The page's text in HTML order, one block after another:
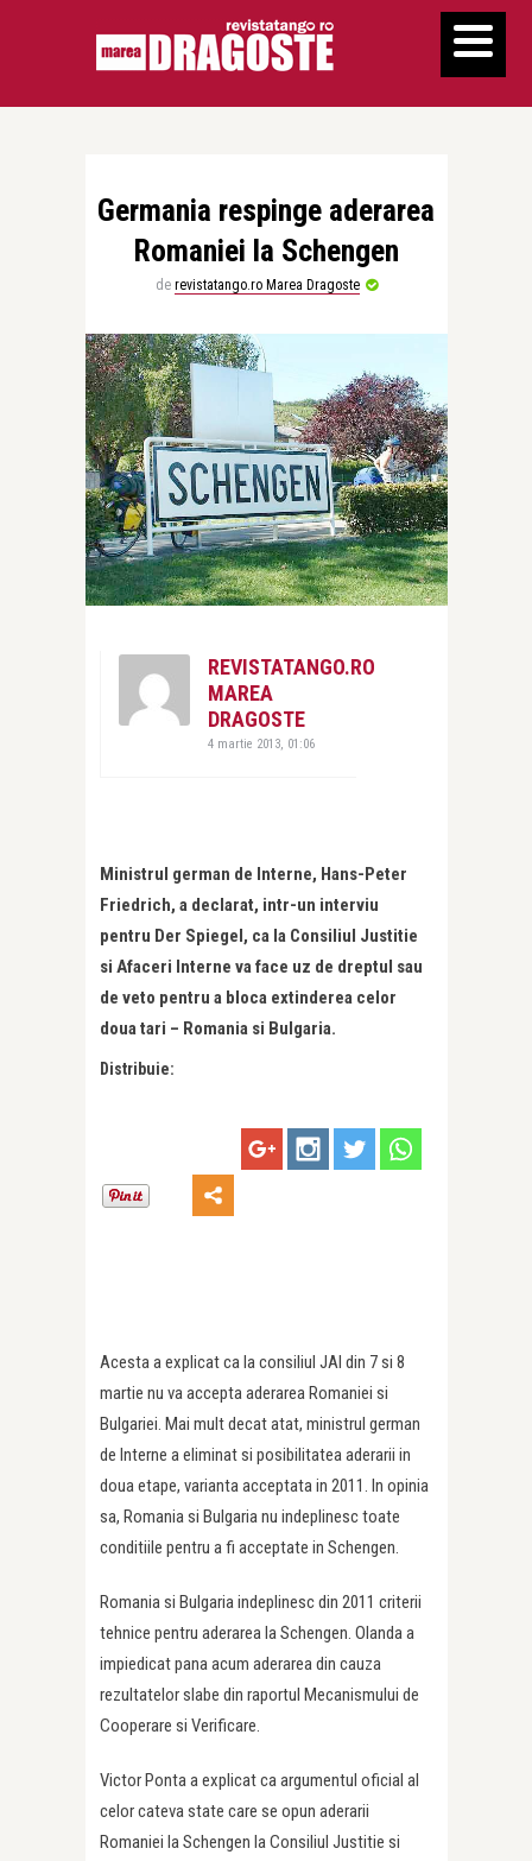
Germania respinge aderarea
Romaniei la Schengen
de revistatango.ro Marea Dragoste
REVISTATANGO.RO
MAREA
DRAGOSTE
4 martie 2013, 01:06
Ministrul german de Interne, Hans-Peter
Friedrich, a declarat, intr-un interviu
pentru Der Spiegel, ca la Consiliul Justitie
si Afaceri Interne va face uz de dreptul sau
de veto pentru a bloca extinderea celor
doua tari – Romania si Bulgaria.
Distribuie:
Acesta a explicat ca la consiliul JAI din 7 si 8
martie nu va accepta aderarea Romaniei si
Bulgariei. Mai mult decat atat, ministrul german
de Interne a eliminat si posibilitatea aderarii in
doua etape, varianta acceptata in 2011. In opinia
sa, Romania si Bulgaria nu indeplinesc toate
conditiile pentru a fi acceptate in Schengen.
Romania si Bulgaria indeplinesc din 2011 criterii
tehnice pentru aderarea la Schengen. Olanda a
impiedicat pana acum aderarea din cauza
rezultatelor slabe din raportul Mecanismului de
Cooperare si Verificare.
Victor Ponta a explicat ca argumentul oficial al
celor cateva state care se opun aderarii
Romaniei la Schengen la Consiliul Justitie si